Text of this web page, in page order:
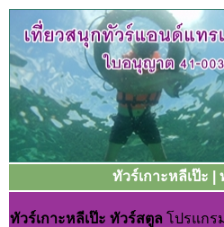
ทัวร์เกาะหลีเป๊ะ
ทัวร์เกาะหลีเป๊ะ ทัวร์สตูล โปรแกร